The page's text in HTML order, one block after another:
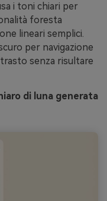
i toni chiari per
foresta
lineari semplici.
per navigazione
senza risultare
di luna generata